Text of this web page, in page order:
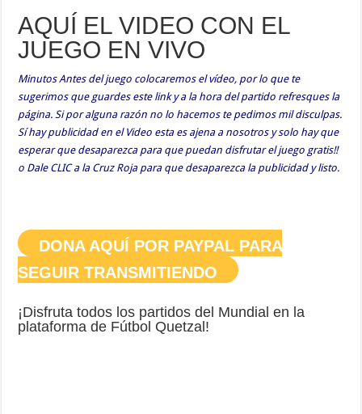
AQUÍ EL VIDEO CON EL
JUEGO EN VIVO
Minutos Antes del juego colocaremos el vídeo, por lo que te
sugerimos que guardes este link y a la hora del partido refresques la
página. Si por alguna razón no lo hacemos te pedimos mil disculpas.
Sí hay publicidad en el Video esta es ajena a nosotros y solo hay que
esperar que desaparezca para que puedan disfrutar el juego gratis!!
o Dale CLIC a la Cruz Roja para que desaparezca la publicidad y listo.
DONA AQUÍ POR PAYPAL PARA
SEGUIR TRANSMITIENDO
¡Disfruta todos los partidos del Mundial en la
plataforma de Fútbol Quetzal!